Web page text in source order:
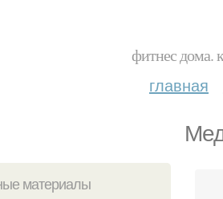
фитнес дома.
главная
материалы